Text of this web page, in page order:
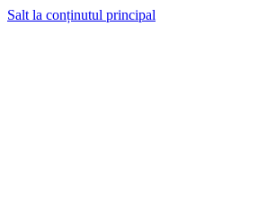
Salt la conținutul principal